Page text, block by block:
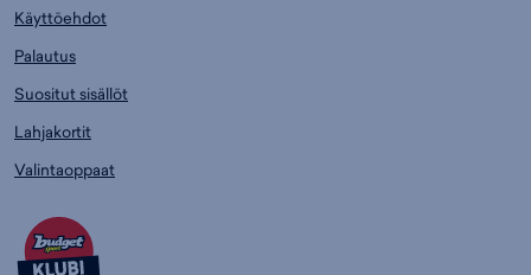
Käyttöehdot
Palautus
Suositut sisällöt
Lahjakortit
Valintaoppaat